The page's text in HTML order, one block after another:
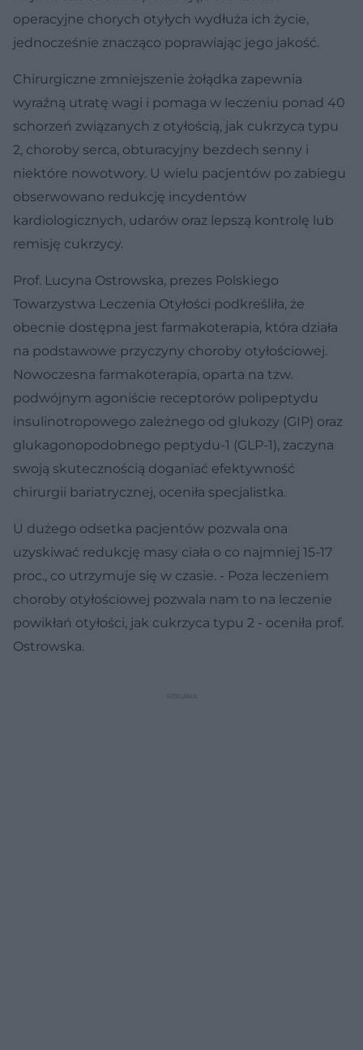
operacyjne chorych otyłych wydłuża ich życie,
jednocześnie znacząco poprawiając jego jakość.
Chirurgiczne zmniejszenie żołądka zapewnia
wyraźną utratę wagi i pomaga w leczeniu ponad 40
schorzeń związanych z otyłością, jak cukrzyca typu
2, choroby serca, obturacyjny bezdech senny i
niektóre nowotwory. U wielu pacjentów po zabiegu
obserwowano redukcję incydentów
kardiologicznych, udarów oraz lepszą kontrolę lub
remisję cukrzycy.
Prof. Lucyna Ostrowska, prezes Polskiego
Towarzystwa Leczenia Otyłości podkreśliła, że
obecnie dostępna jest farmakoterapia, która działa
na podstawowe przyczyny choroby otyłościowej.
Nowoczesna farmakoterapia, oparta na tzw.
podwójnym agoniście receptorów polipeptydu
insulinotropowego zależnego od glukozy (GIP) oraz
glukagonopodobnego peptydu-1 (GLP-1), zaczyna
swoją skutecznością doganiać efektywność
chirurgii bariatrycznej, oceniła specjalistka.
U dużego odsetka pacjentów pozwala ona
uzyskiwać redukcję masy ciała o co najmniej 15-17
proc., co utrzymuje się w czasie. - Poza leczeniem
choroby otyłościowej pozwala nam to na leczenie
powikłań otyłości, jak cukrzyca typu 2 - oceniła prof.
Ostrowska.